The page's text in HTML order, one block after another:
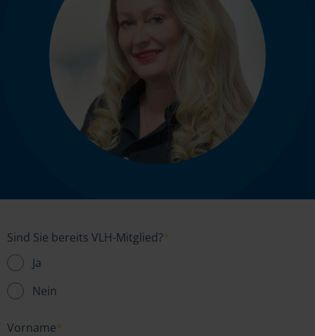
Sind Sie bereits VLH-Mitglied?*
Ja
Nein
Vorname*